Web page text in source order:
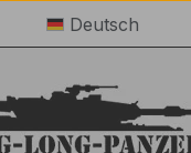
Deutsch